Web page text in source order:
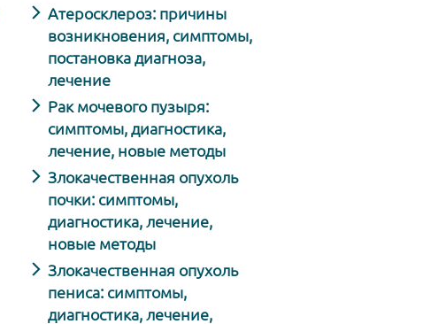
Атеросклероз: причины
возникновения, симптомы,
постановка диагноза,
лечение
Рак мочевого пузыря:
симптомы, диагностика,
лечение, новые методы
Злокачественная опухоль
почки: симптомы,
диагностика, лечение,
новые методы
Злокачественная опухоль
пениса: симптомы,
диагностика, лечение,